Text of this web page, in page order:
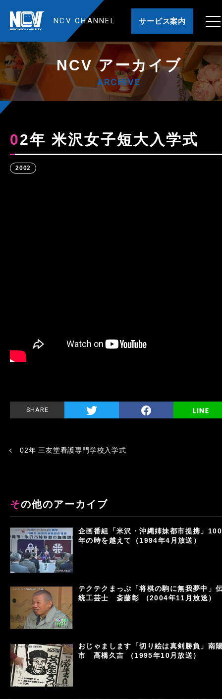
NCV CHANNEL サービス案内
NCV アーカイブ
ARCHIVE
02年 米沢女子短大入学式
2002
SHARE
02年 三友堂看護専門学校入学式
その他のアーカイブ
企画番組「米沢・沖縄姉妹都市提携」100
年の時を越えて（1994年4月放送）
テクテクまっぷ「将棋の駒に無我夢中」
統工芸士 斎藤彰 （2004年11月放送）
おじゃまします「切り絵は真剣勝負」南
市 高橋久吉 （1995年10月放送）